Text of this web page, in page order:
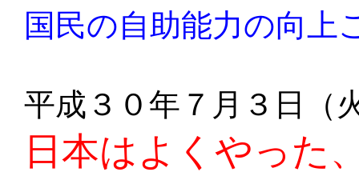
国民の自助能力の向上
平成３０年７月３日（
日本はよくやった